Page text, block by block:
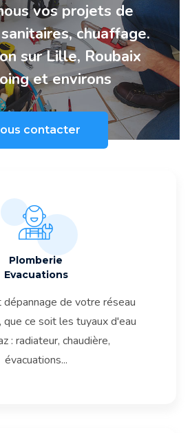
vos projets de
chuaffage.
sur Lille, Roubaix
et environs
contacter
Plomberie
Evacuations
de votre réseau
ce soit les tuyaux d'eau
: radiateur, chaudière,
évacuations...